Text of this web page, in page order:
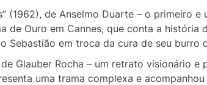
(1962), de Anselmo Duarte – o primeiro e
de Ouro em Cannes, que conta a história
Sebastião em troca da cura de seu burro
de Glauber Rocha – um retrato visionário e
uma trama complexa e